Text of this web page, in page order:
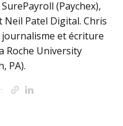
(Paychex),
Patel Digital. Chris
et écriture
Roche University
PA).
Opens new